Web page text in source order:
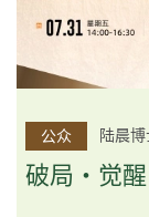
公众 杨文斌
逻辑×算法
公众 陆晨
破局・觉